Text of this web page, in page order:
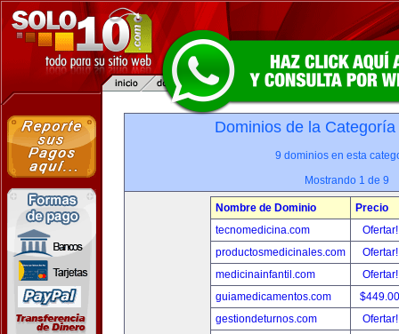
Dominios de la
9 dominios en esta
Mostrando 1 de 9
Nombre de Dominio
Precio
tecnomedicina.com
productosmedicinales.com
medicinainfantil.com
guiamedicamentos.com
gestiondeturnos.com